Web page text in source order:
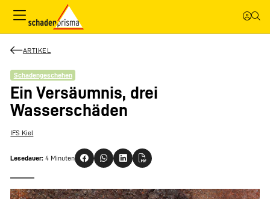
ARTIKEL
Schadengeschehen
Ein Versäumnis, drei
Wasserschäden
IFS Kiel
Lesedauer: 4 Minuten